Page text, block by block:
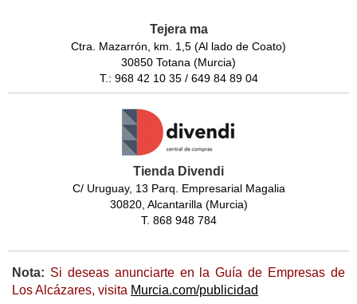
Tejera ma
Ctra. Mazarrón, km. 1,5 (Al lado de Coato)
30850 Totana (Murcia)
T.: 968 42 10 35 / 649 84 89 04
Tienda Divendi
C/ Uruguay, 13 Parq. Empresarial Magalia
30820, Alcantarilla (Murcia)
T. 868 948 784
Nota: Si deseas anunciarte en la Guía de Empresas de
Los Alcázares, visita Murcia.com/publicidad